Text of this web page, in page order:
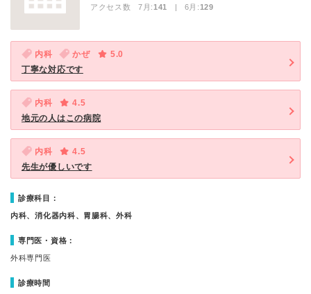
アクセス数 7月:141 | 6月:129
内科 かぜ
5.0
丁寧な対応です
内科
4.5
地元の人はこの病院
内科
4.5
先生が優しいです
診療科目：
内科、消化器内科、胃腸科、外科
専門医・資格：
外科専門医
診療時間